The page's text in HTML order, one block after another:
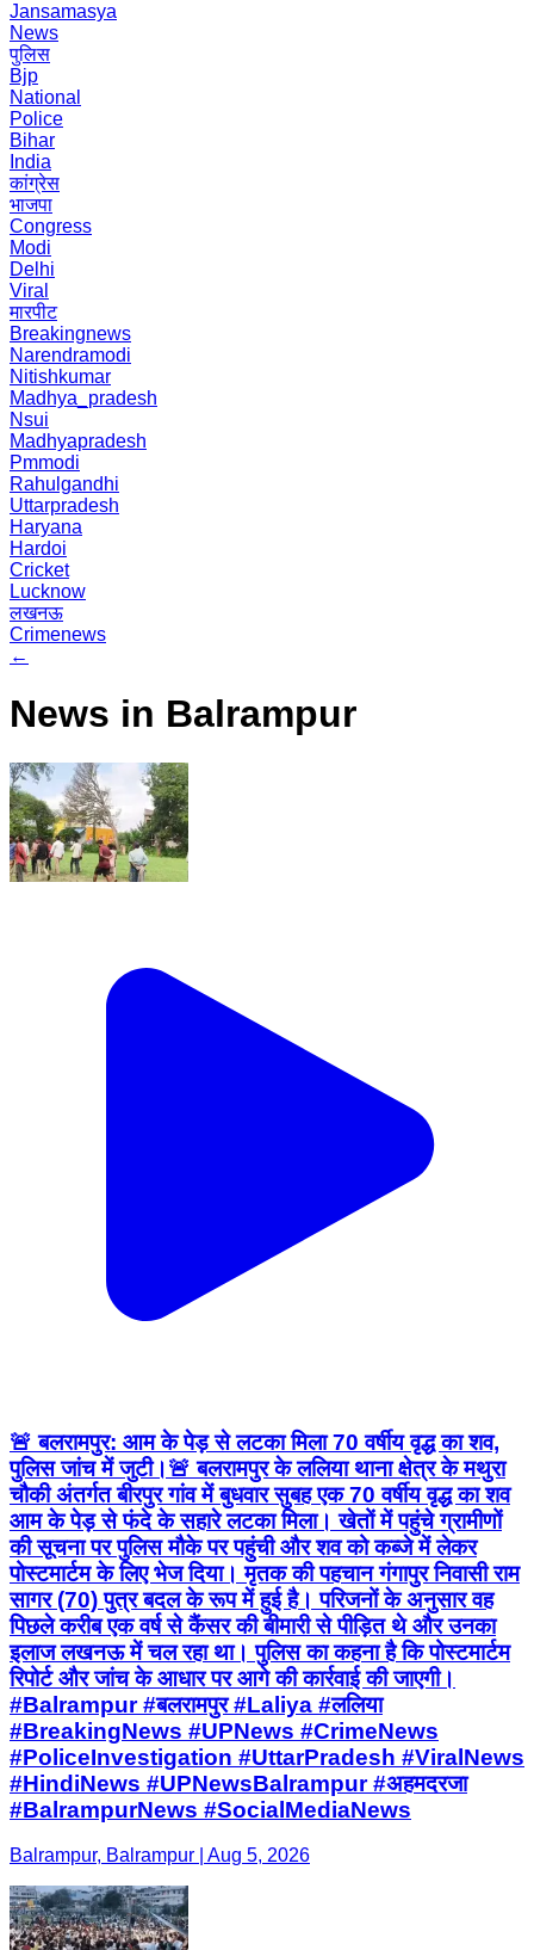
Jansamasya
News
पुलिस
Bjp
National
Police
Bihar
India
कांग्रेस
भाजपा
Congress
Modi
Delhi
Viral
मारपीट
Breakingnews
Narendramodi
Nitishkumar
Madhya_pradesh
Nsui
Madhyapradesh
Pmmodi
Rahulgandhi
Uttarpradesh
Haryana
Hardoi
Cricket
Lucknow
लखनऊ
Crimenews
←
News in Balrampur
🚨 बलरामपुर: आम के पेड़ से लटका मिला 70 वर्षीय वृद्ध का शव,
पुलिस जांच में जुटी।🚨 बलरामपुर के ललिया थाना क्षेत्र के मथुरा
चौकी अंतर्गत बीरपुर गांव में बुधवार सुबह एक 70 वर्षीय वृद्ध का शव
आम के पेड़ से फंदे के सहारे लटका मिला। खेतों में पहुंचे ग्रामीणों
की सूचना पर पुलिस मौके पर पहुंची और शव को कब्जे में लेकर
पोस्टमार्टम के लिए भेज दिया। मृतक की पहचान गंगापुर निवासी राम
सागर (70) पुत्र बदल के रूप में हुई है। परिजनों के अनुसार वह
पिछले करीब एक वर्ष से कैंसर की बीमारी से पीड़ित थे और उनका
इलाज लखनऊ में चल रहा था। पुलिस का कहना है कि पोस्टमार्टम
रिपोर्ट और जांच के आधार पर आगे की कार्रवाई की जाएगी।
#Balrampur #बलरामपुर #Laliya #ललिया
#BreakingNews #UPNews #CrimeNews
#PoliceInvestigation #UttarPradesh #ViralNews
#HindiNews #UPNewsBalrampur #अहमदरजा
#BalrampurNews #SocialMediaNews
Balrampur, Balrampur | Aug 5, 2026